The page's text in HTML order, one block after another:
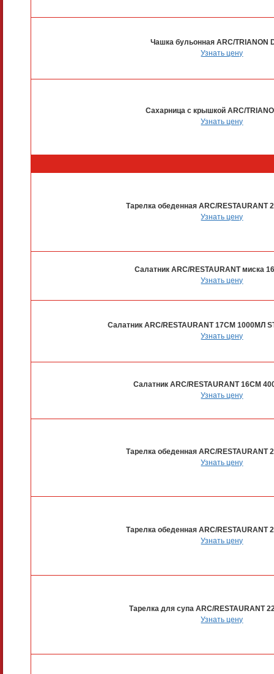
Чашка бульонная ARC/TRIANON
Узнать цену
Сахарница с крышкой ARC/
Узнать цену
Тарелка обеденная ARC/RESTAURANT
Узнать цену
Салатник ARC/RESTAURANT миска
Узнать цену
Салатник ARC/RESTAURANT 17СМ 1000МЛ
Узнать цену
Салатник ARC/RESTAURANT 16СМ
Узнать цену
Тарелка обеденная ARC/RESTAURANT
Узнать цену
Тарелка обеденная ARC/RESTAURANT
Узнать цену
Тарелка для супа ARC/RESTAURANT
Узнать цену